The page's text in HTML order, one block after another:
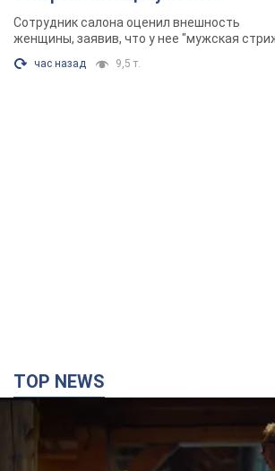
химиотерапии, разгорелся
Фото
Сотрудник салона оценил внешность
женщины, заявив, что у нее "мужская
час назад 9,5 т.
TOP NEWS